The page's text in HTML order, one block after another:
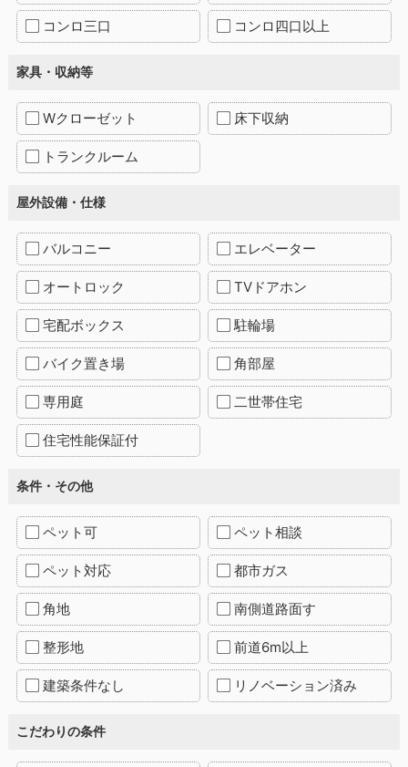
コンロ三口 コンロ四口以上
家具・収納等
Wクローゼット 床下収納
トランクルーム
屋外設備・仕様
バルコニー エレベーター
オートロック TVドアホン
宅配ボックス 駐輪場
バイク置き場 角部屋
専用庭 二世帯住宅
住宅性能保証付
条件・その他
ペット可 ペット相談
ペット対応 都市ガス
角地 南側道路面す
整形地 前道6m以上
建築条件なし リノベーション済み
こだわりの条件